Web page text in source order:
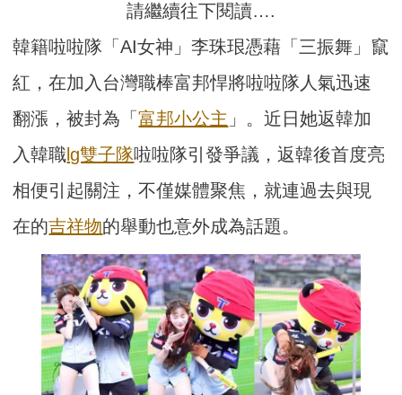
請繼續往下閱讀….
韓籍啦啦隊「AI女神」李珠珢憑藉「三振舞」竄
紅，在加入台灣職棒富邦悍將啦啦隊人氣迅速
翻漲，被封為「富邦小公主 」。近日她返韓加
入韓職 lg雙子隊啦啦隊引發爭議，返韓後首度亮
相便引起關注，不僅媒體聚焦，就連過去與現
在的吉祥物的舉動也意外成為話題。